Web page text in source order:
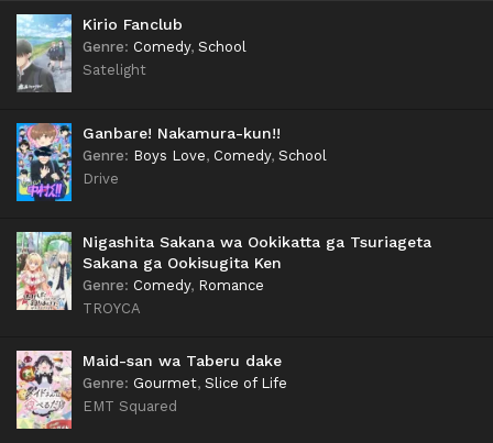
Kirio Fanclub
Genre: Comedy, School
Satelight
Ganbare! Nakamura-kun!!
Genre: Boys Love, Comedy, School
Drive
Nigashita Sakana wa Ookikatta ga Tsuriageta
Sakana ga Ookisugita Ken
Genre: Comedy, Romance
TROYCA
Maid-san wa Taberu dake
Genre: Gourmet, Slice of Life
EMT Squared